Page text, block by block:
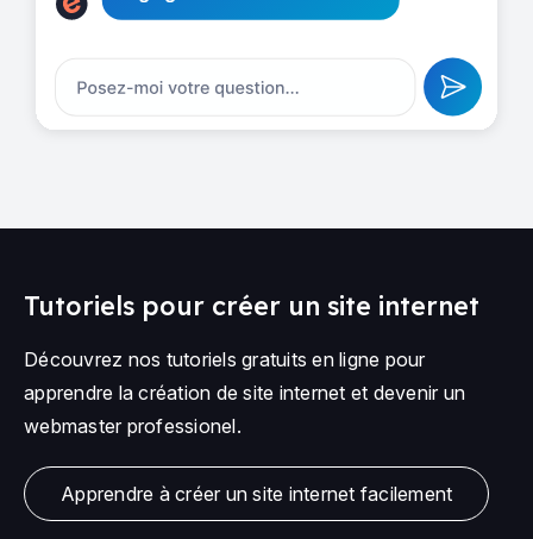
Tutoriels pour créer un site internet
Découvrez nos tutoriels gratuits en ligne pour
apprendre la création de site internet et devenir un
webmaster professionel.
Apprendre à créer un site internet facilement